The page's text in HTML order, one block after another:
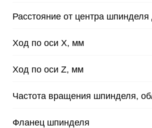
Расстояние от центра
Ход по оси X, мм
Ход по оси Z, мм
Частота вращения шпинделя,
Фланец шпинделя